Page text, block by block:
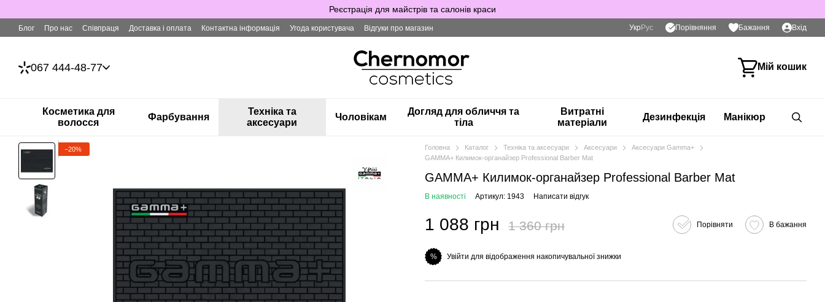
Реєстрація для майстрів та салонів краси
Блог Про нас Співпраця Доставка і оплата Контактна інформація Угода користувача Відгуки про магазин Укр Рус Порівняння Бажання Вхід
067 444-48-77 Мій кошик
Косметика для
волосся
Фарбування
Техніка та
аксесуари
Чоловікам
Догляд для обличчя та
тіла
Витратні
матеріали
Дезинфекція Манікюр
−20% Головна Каталог Техніка та аксесуари Аксесуари
Аксесуари Gamma+
GAMMA+ Килимок-органайзер Professional Barber Mat
GAMMA+ Килимок-органайзер Professional Barber Mat
В наявності Артикул: 1943 Написати відгук
1 088 грн 1 360 грн Порівняти В бажання
% Увійти для відображення накопичувальної знижки